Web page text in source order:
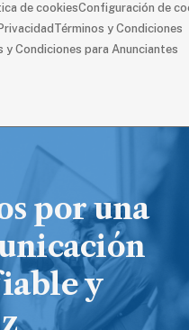
de cookiesConfiguración de
Términos y Condiciones
y Condiciones para Anunciantes
por una
y